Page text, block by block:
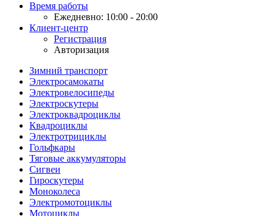
Время работы
Ежедневно: 10:00 - 20:00
Клиент-центр
Регистрация
Авторизация
Зимний транспорт
Электросамокаты
Электровелосипеды
Электроскутеры
Электроквадроциклы
Квадроциклы
Электротрициклы
Гольфкары
Тяговые аккумуляторы
Сигвеи
Гироскутеры
Моноколеса
Электромотоциклы
Мотоциклы